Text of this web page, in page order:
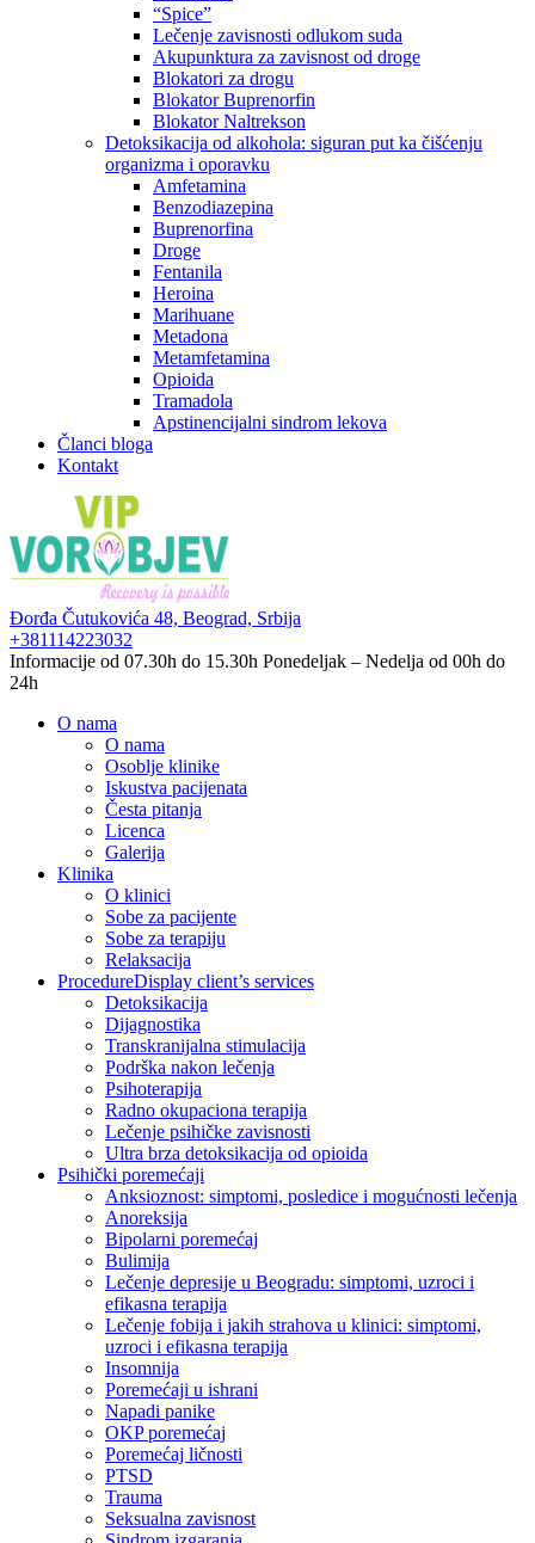
“Spice”
Lečenje zavisnosti odlukom suda
Akupunktura za zavisnost od droge
Blokatori za drogu
Blokator Buprenorfin
Blokator Naltrekson
Detoksikacija od alkohola: siguran put ka čišćenju
organizma i oporavku
Amfetamina
Benzodiazepina
Buprenorfina
Droge
Fentanila
Heroina
Marihuane
Metadona
Metamfetamina
Opioida
Tramadola
Apstinencijalni sindrom lekova
Članci bloga
Kontakt
Đorđa Čutukovića 48, Beograd, Srbija
+381114223032
Informacije od 07.30h do 15.30h Ponedeljak – Nedelja od 00h do
24h
O nama
O nama
Osoblje klinike
Iskustva pacijenata
Česta pitanja
Licenca
Galerija
Klinika
O klinici
Sobe za pacijente
Sobe za terapiju
Relaksacija
ProcedureDisplay client’s services
Detoksikacija
Dijagnostika
Transkranijalna stimulacija
Podrška nakon lečenja
Psihoterapija
Radno okupaciona terapija
Lečenje psihičke zavisnosti
Ultra brza detoksikacija od opioida
Psihički poremećaji
Anksioznost: simptomi, posledice i mogućnosti lečenja
Anoreksija
Bipolarni poremećaj
Bulimija
Lečenje depresije u Beogradu: simptomi, uzroci i
efikasna terapija
Lečenje fobija i jakih strahova u klinici: simptomi,
uzroci i efikasna terapija
Insomnija
Poremećaji u ishrani
Napadi panike
OKP poremećaj
Poremećaj ličnosti
PTSD
Trauma
Seksualna zavisnost